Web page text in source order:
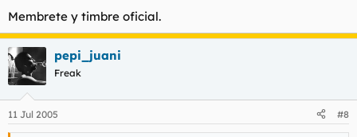
Membrete y timbre oficial.
pepi_juani
Freak
11 Jul 2005 #8